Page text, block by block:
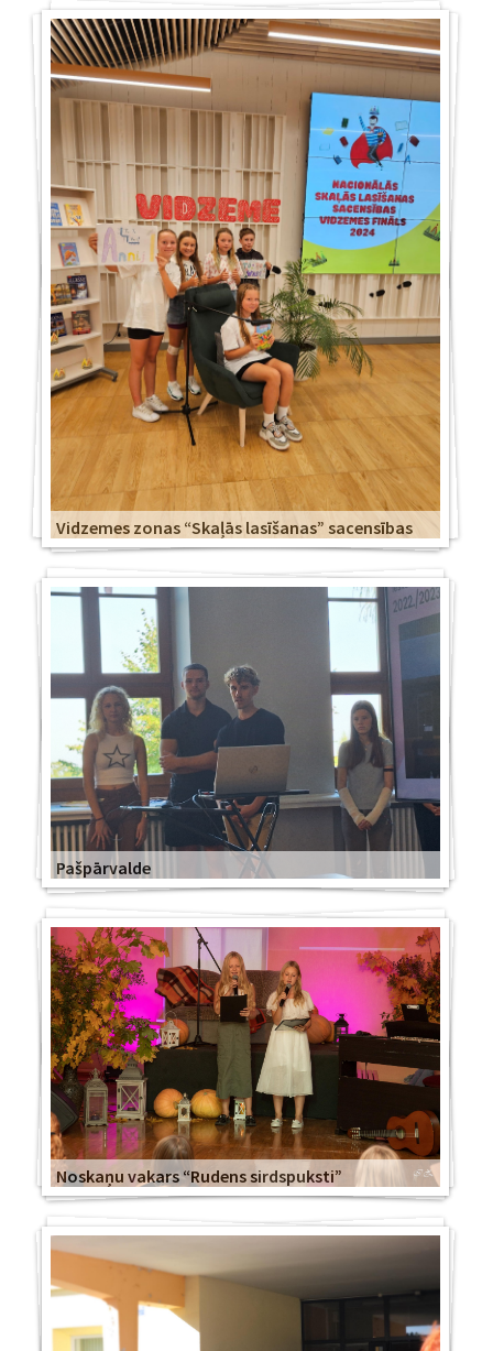
Vidzemes zonas “Skaļās lasīšanas” sacensības
Pašpārvalde
Noskaņu vakars “Rudens sirdspuksti”